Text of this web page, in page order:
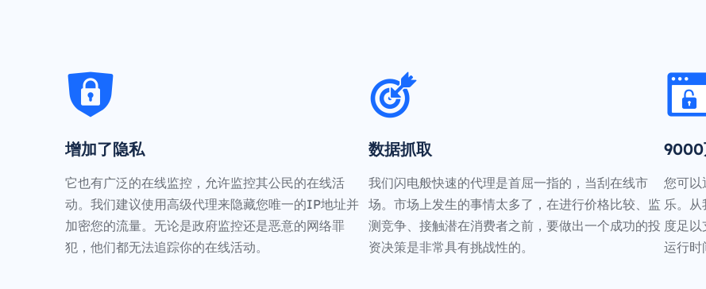
增加了隐私
它也有广泛的在线监控，允许监控其公民的在线活
动。我们建议使用高级代理来隐藏您唯一的IP地址并
加密您的流量。无论是政府监控还是恶意的网络罪
犯，他们都无法追踪你的在线活动。
数据抓取
我们闪电般快速的代理是首屈一指的，当刮在线市
场。市场上发生的事情太多了，在进行价格比较、监
测竞争、接触潜在消费者之前，要做出一个成功的投
资决策是非常具有挑战性的。
9000
您可以
乐。
度足
运行时